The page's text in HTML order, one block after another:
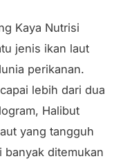
Kaya Nutrisi
jenis ikan laut
perikanan.
lebih dari dua
Halibut
yang tangguh
banyak ditemukan